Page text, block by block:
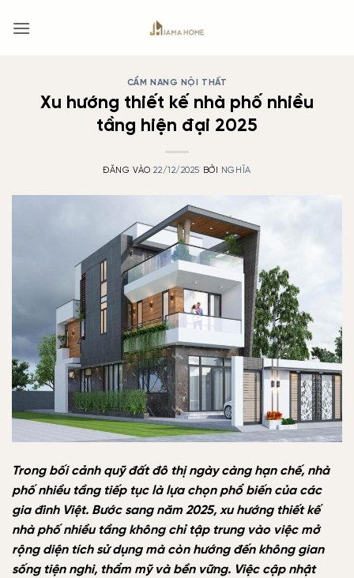
qua
CẨM NANG NỘI THẤT
Xu hướng thiết kế nhà phố nhiều
tầng hiện đại 2025
ĐĂNG VÀO22/12/2025 BỞI NGHĨA
Trong bối cảnh quỹ đất đô thị ngày càng hạn chế, nhà
phố nhiều tầng tiếp tục là lựa chọn phổ biến của các
gia đình Việt. Bước sang năm 2025, xu hướng thiết kế
nhà phố nhiều tầng không chỉ tập trung vào việc mở
rộng diện tích sử dụng mà còn hướng đến không gian
sống tiện nghi, thẩm mỹ và bền vững. Việc cập nhật